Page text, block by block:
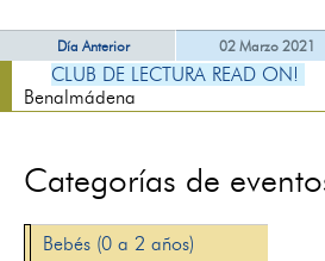
Día Anterior 02 Marzo 2021
CLUB DE LECTURA READ ON!
Benalmádena
Categorías de
Bebés (0 a 2 años)